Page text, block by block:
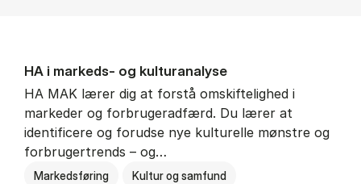
HA i mar­keds- og kul­tu­r­a­na­ly­se
HA MAK lærer dig at forstå omskiftelighed i
markeder og forbrugeradfærd. Du lærer at
identificere og forudse nye kulturelle mønstre og
forbrugertrends – og…
Markedsføring Kultur og samfund